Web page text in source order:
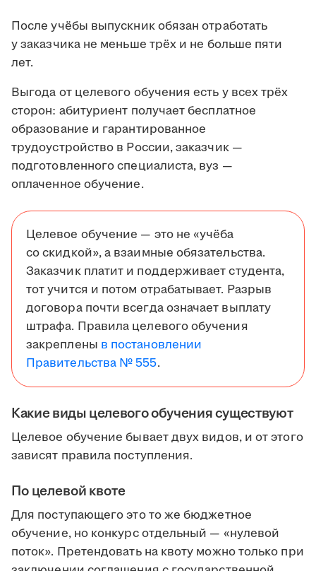
После учёбы выпускник обязан отработать
у заказчика не меньше трёх и не больше пяти
лет.
Выгода от целевого обучения есть у всех трёх
сторон: абитуриент получает бесплатное
образование и гарантированное
трудоустройство в России, заказчик —
подготовленного специалиста, вуз —
оплаченное обучение.
Целевое обучение — это не «учёба
со скидкой», а взаимные обязательства.
Заказчик платит и поддерживает студента,
тот учится и потом отрабатывает. Разрыв
договора почти всегда означает выплату
штрафа. Правила целевого обучения
закреплены в постановлении
Правительства № 555.
Какие виды целевого обучения существуют
Целевое обучение бывает двух видов, и от этого
зависят правила поступления.
По целевой квоте
Для поступающего это то же бюджетное
обучение, но конкурс отдельный — «нулевой
поток». Претендовать на квоту можно только при